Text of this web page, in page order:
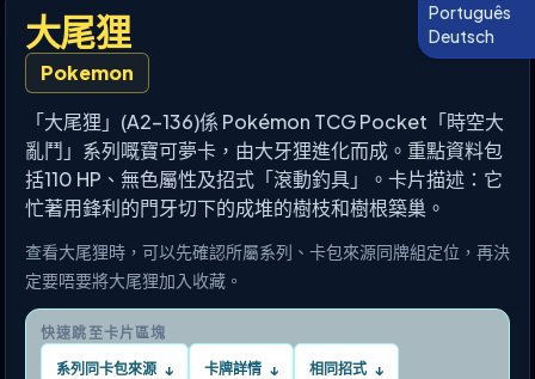
Português
Deutsch
大尾狸
Pokemon
「大尾狸」(A2-136)係 Pokémon TCG Pocket「時空大
亂鬥」系列嘅寶可夢卡，由大牙狸進化而成。重點資料包
括110 HP、無色屬性及招式「滾動釣具」。卡片描述：它
忙著用鋒利的門牙切下的成堆的樹枝和樹根築巢。
查看大尾狸時，可以先確認所屬系列、卡包來源同牌組定位，再決
定要唔要將大尾狸加入收藏。
快速跳至卡片區塊
系列同卡包來源 ↓ 卡牌詳情 ↓ 相同招式 ↓